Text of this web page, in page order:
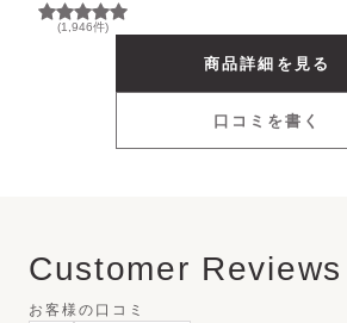
(1,946件)
商品詳細を見る
口コミを書く
Customer Reviews
お客様の口コミ